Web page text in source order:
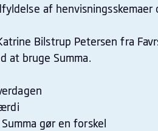
af henvisningsskemaer
Bilstrup Petersen fra
at bruge Summa.
gør en forskel